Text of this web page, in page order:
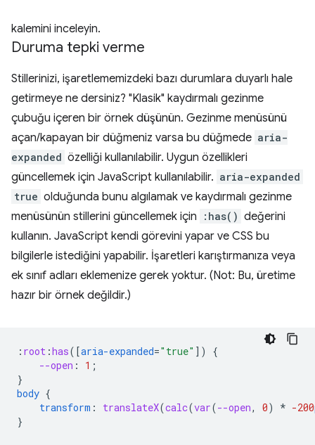
kalemini inceleyin.
Duruma tepki verme
Stillerinizi, işaretlememizdeki bazı durumlara duyarlı hale
getirmeye ne dersiniz? "Klasik" kaydırmalı gezinme
çubuğu içeren bir örnek düşünün. Gezinme menüsünü
açan/kapayan bir düğmeniz varsa bu düğmede aria-
expanded özelliği kullanılabilir. Uygun özellikleri
güncellemek için JavaScript kullanılabilir. aria-expanded
true olduğunda bunu algılamak ve kaydırmalı gezinme
menüsünün stillerini güncellemek için
:has() değerini
kullanın. JavaScript kendi görevini yapar ve CSS bu
bilgilerle istediğini yapabilir. İşaretleri karıştırmanıza veya
ek sınıf adları eklemenize gerek yoktur. (Not: Bu, üretime
hazır bir örnek değildir.)
: root :has([aria-expanded="true" ])
{
--open : 1 ;
}
body {
transform : translateX(calc(var(--open, 0) * -200
}